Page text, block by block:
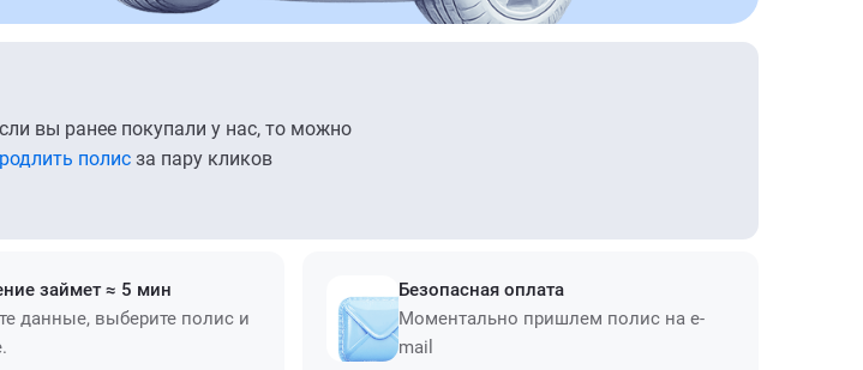
вы ранее покупали у нас, то можно
полис за пару кликов
займет ≈ 5 мин
данные, выберите полис и
Безопасная оплата
Моментально пришлем полис на e-
mail